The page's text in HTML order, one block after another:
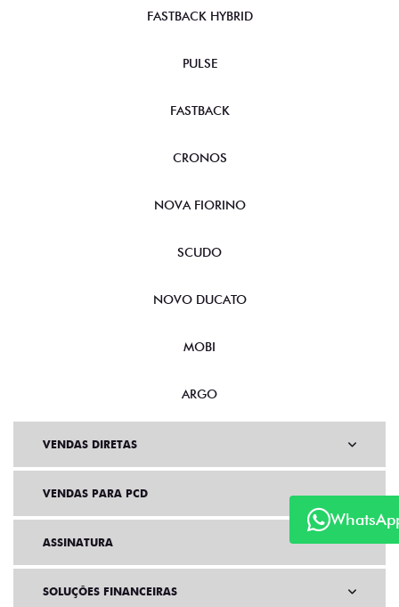
FASTBACK HYBRID
PULSE
FASTBACK
CRONOS
NOVA FIORINO
SCUDO
NOVO DUCATO
MOBI
ARGO
VENDAS DIRETAS
VENDAS PARA PCD
ASSINATURA
SOLUÇÕES FINANCEIRAS